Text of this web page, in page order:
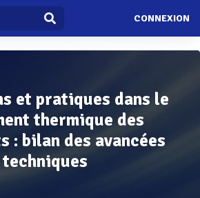
CONNEXION
et pratiques dans le
thermique des
: bilan des avancées
techniques